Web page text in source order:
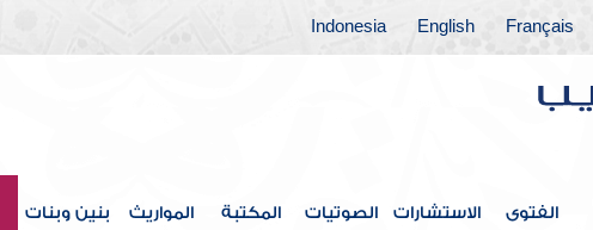
Français
English
Indonesia
الفتوى الاستشارات الصوتيات المكتبة المواريث بنين وبنات